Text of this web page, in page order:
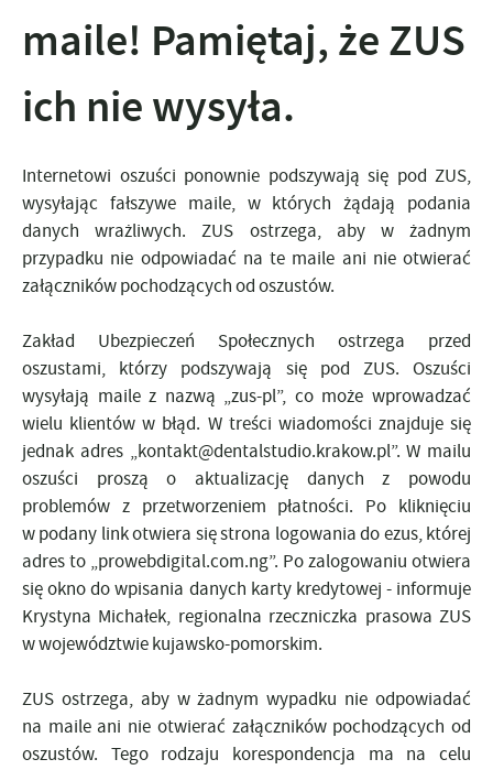
maile! Pamiętaj, że ZUS
ich nie wysyła.
Internetowi oszuści ponownie podszywają się pod ZUS,
wysyłając fałszywe maile, w których żądają podania
danych wrażliwych. ZUS ostrzega, aby w żadnym
przypadku nie odpowiadać na te maile ani nie otwierać
załączników pochodzących od oszustów.
Zakład Ubezpieczeń Społecznych ostrzega przed
oszustami, którzy podszywają się pod ZUS. Oszuści
wysyłają maile z nazwą „zus-pl”, co może wprowadzać
wielu klientów w błąd. W treści wiadomości znajduje się
jednak adres „kontakt@dentalstudio.krakow.pl”. W mailu
oszuści proszą o aktualizację danych z powodu
problemów z przetworzeniem płatności. Po kliknięciu
w podany link otwiera się strona logowania do ezus, której
adres to „prowebdigital.com.ng”. Po zalogowaniu otwiera
się okno do wpisania danych karty kredytowej - informuje
Krystyna Michałek, regionalna rzeczniczka prasowa ZUS
w województwie kujawsko-pomorskim.
ZUS ostrzega, aby w żadnym wypadku nie odpowiadać
na maile ani nie otwierać załączników pochodzących od
oszustów. Tego rodzaju korespondencja ma na celu